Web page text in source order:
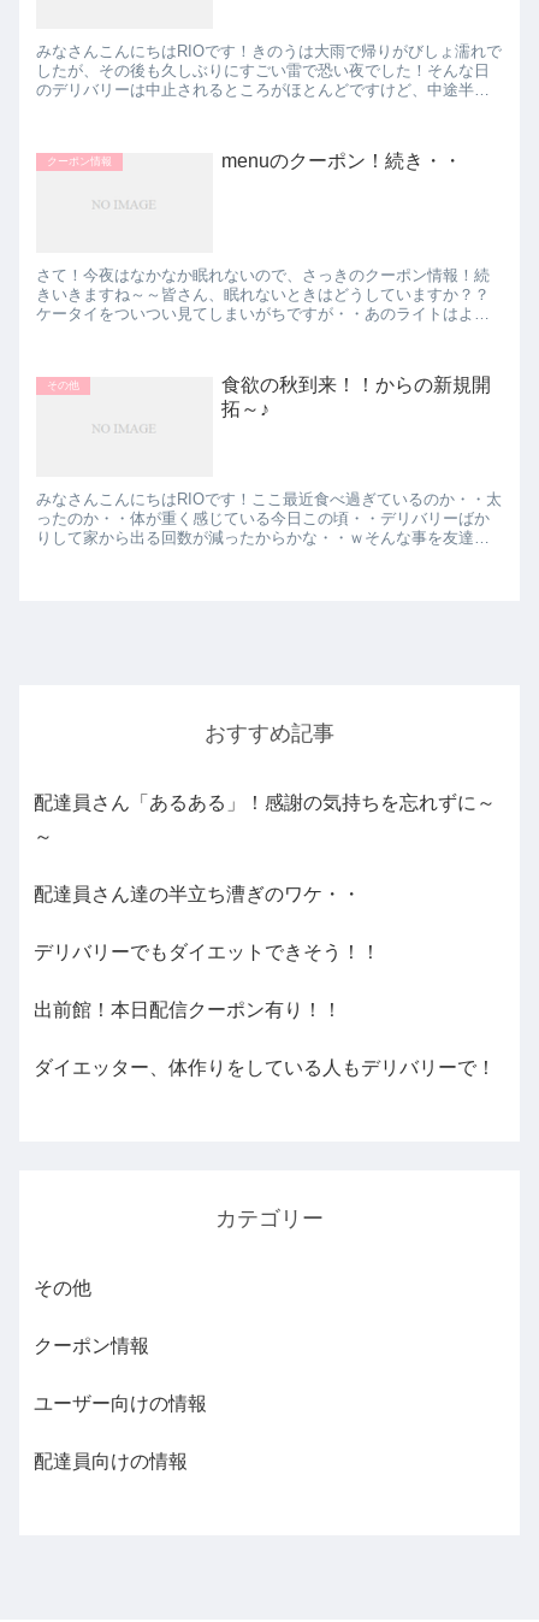
みなさんこんにちはRIOです！きのうは大雨で帰りがびしょ濡れで
したが、その後も久しぶりにすごい雷で恐い夜でした！そんな日
のデリバリーは中止されるところがほとんどですけど、中途半端
クーポン情報 menuのクーポン！続き・・
さて！今夜はなかなか眠れないので、さっきのクーポン情報！続
きいきますね～～皆さん、眠れないときはどうしていますか？？
ケータイをついつい見てしまいがちですが・・あのライトはよく
その他
食欲の秋到来！！からの新規開
拓～♪
みなさんこんにちはRIOです！ここ最近食べ過ぎているのか・・太
ったのか・・体が重く感じている今日この頃・・デリバリーばか
りして家から出る回数が減ったからかな・・ｗそんな事を友達と
おすすめ記事
配達員さん「あるある」！感謝の気持ちを忘れずに～
～
配達員さん達の半立ち漕ぎのワケ・・
デリバリーでもダイエットできそう！！
出前館！本日配信クーポン有り！！
ダイエッター、体作りをしている人もデリバリーで！
カテゴリー
その他
クーポン情報
ユーザー向けの情報
配達員向けの情報